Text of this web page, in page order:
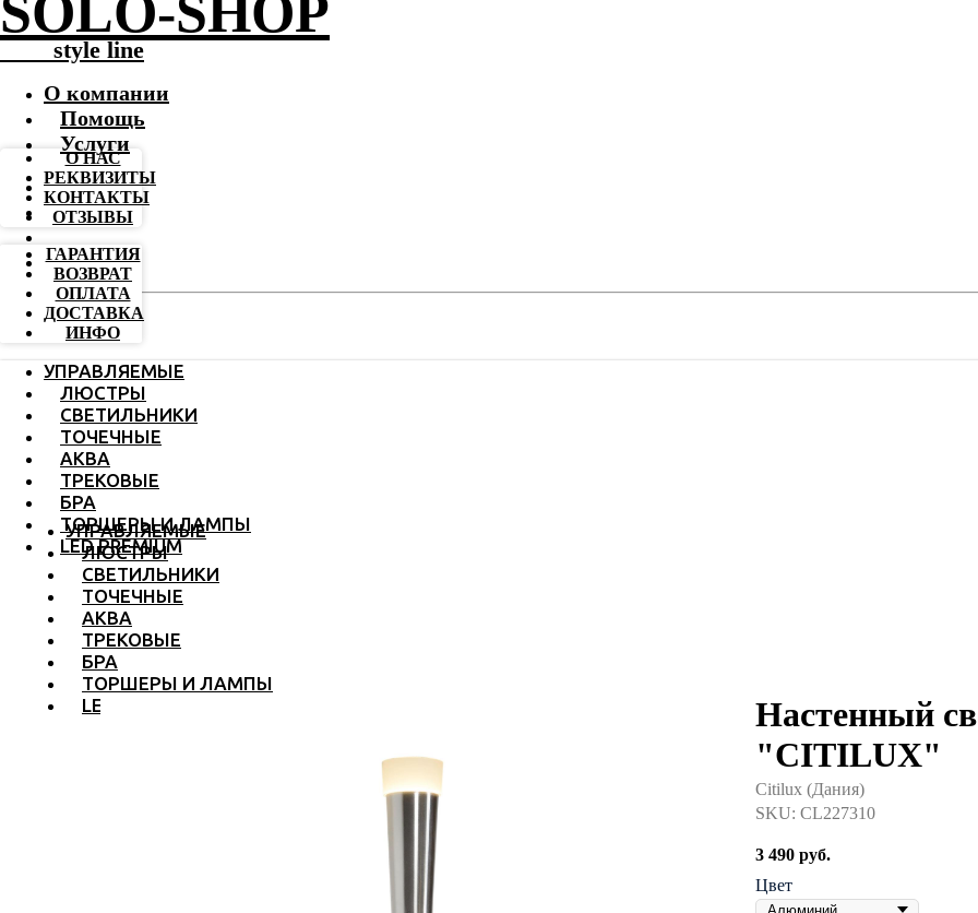
SOLO-SHOP
-------style line
О компании
Помощь
Услуги
О НАС
РЕКВИЗИТЫ
КОНТАКТЫ
ОТЗЫВЫ
ГАРАНТИЯ
ВОЗВРАТ
ОПЛАТА
ДОСТАВКА
ИНФО
УПРАВЛЯЕМЫЕ
ЛЮСТРЫ
СВЕТИЛЬНИКИ
ТОЧЕЧНЫЕ
АКВА
ТРЕКОВЫЕ
БРА
ТОРШЕРЫ И ЛАМПЫ
LED PREMIUM
УПРАВЛЯЕМЫЕ
ЛЮСТРЫ
СВЕТИЛЬНИКИ
ТОЧЕЧНЫЕ
АКВА
ТРЕКОВЫЕ
БРА
ТОРШЕРЫ И ЛАМПЫ
LED PREMIUM
Настенный
"CITILUX"
Citilux (Дания)
SKU: CL227310
3 490 руб.
Цвет